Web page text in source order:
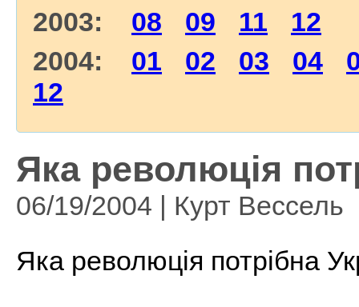
2003: 08 09 11
12
2004: 01 02 03 04
12
Яка революція
06/19/2004 | Курт Вессель
Яка революція потрібна